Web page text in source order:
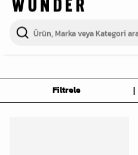
Filtrele |